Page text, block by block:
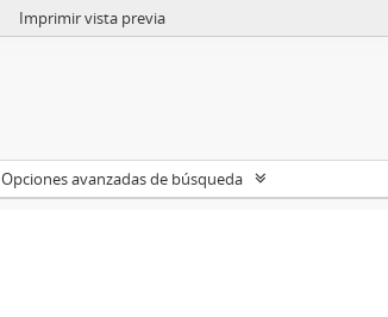
Imprimir vista previa
Opciones avanzadas de búsqueda